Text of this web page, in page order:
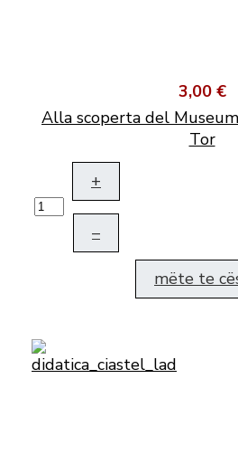
3,00 €
Alla scoperta del
Tor
+
–
mëte te